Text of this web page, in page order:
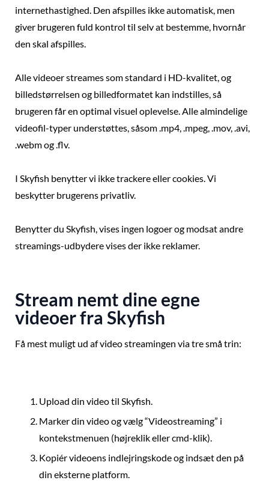
internethastighed. Den afspilles ikke automatisk, men
giver brugeren fuld kontrol til selv at bestemme, hvornår
den skal afspilles.
Alle videoer streames som standard i HD-kvalitet, og
billedstørrelsen og billedformatet kan indstilles, så
brugeren får en optimal visuel oplevelse. Alle almindelige
videofil-typer understøttes, såsom .mp4, .mpeg, .mov, .avi,
.webm og .flv.
I Skyfish benytter vi ikke trackere eller cookies. Vi
beskytter brugerens privatliv.
Benytter du Skyfish, vises ingen logoer og modsat andre
streamings-udbydere vises der ikke reklamer.
Stream nemt dine egne
videoer fra Skyfish
Få mest muligt ud af video streamingen via tre små trin:
Upload din video til Skyfish.
Marker din video og vælg “Videostreaming” i
kontekstmenuen (højreklik eller cmd-klik).
Kopiér videoens indlejringskode og indsæt den på
din eksterne platform.